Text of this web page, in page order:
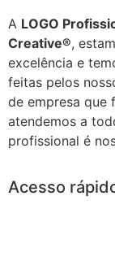
A LOGO
Creative®,
excelência e
feitas pelos
de empresa que
atendemos a
profissional é
Acesso